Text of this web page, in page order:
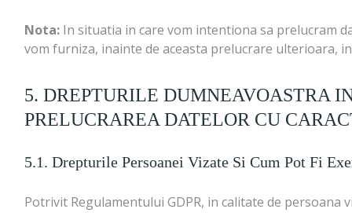
Nota: In situatia in care vom intentiona sa prelucram
vom furniza, inainte de aceasta prelucrare ulterioara,
5. DREPTURILE DUMNEAVOASTRA
PRELUCRAREA DATELOR CU
5.1. Drepturile Persoanei Vizate Si Cum Pot Fi
Potrivit Regulamentului GDPR, in calitate de